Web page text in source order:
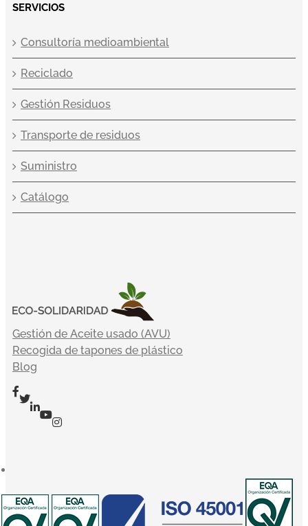
SERVICIOS
Consultoría medioambiental
Reciclado
Gestión Residuos
Transporte de residuos
Suministro
Catálogo
Gestión de Aceite usado (AVU)
Recogida de tapones de plástico
Blog